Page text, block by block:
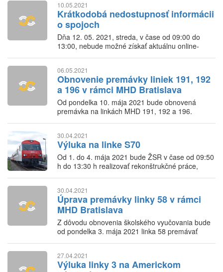
10.05.2021
Krátkodobá nedostupnosť informácii
o spojoch
Dňa 12. 05. 2021, streda, v čase od 09:00 do
13:00, nebude možné získať aktuálnu online-
06.05.2021
Obnovenie premávky liniek 191, 192
a 196 v rámci MHD Bratislava
Od pondelka 10. mája 2021 bude obnovená
premávka na linkách MHD 191, 192 a 196.
30.04.2021
Výluka na linke S70
Od 1. do 4. mája 2021 bude ŽSR v čase od 09:50
h do 13:30 h realizovať rekonštrukčné práce,
Košariská.
30.04.2021
Úprava premávky linky 58 v rámci
MHD Bratislava
Z dôvodu obnovenia školského vyučovania bude
od pondelka 3. mája 2021 linka 58 premávať
27.04.2021
Výluka linky 3 na Americkom